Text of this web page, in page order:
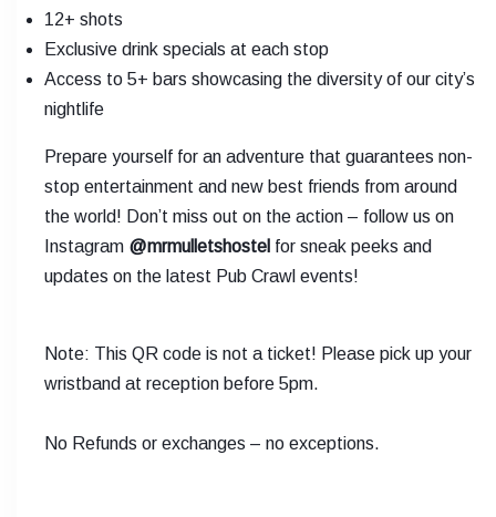
12+ shots
Exclusive drink specials at each stop
Access to 5+ bars showcasing the diversity of our city’s
nightlife
Prepare yourself for an adventure that guarantees non-
stop entertainment and new best friends from around
the world! Don’t miss out on the action – follow us on
Instagram @mrmulletshostel for sneak peeks and
updates on the latest Pub Crawl events!
Note: This QR code is not a ticket! Please pick up your
wristband at reception before 5pm.
No Refunds or exchanges – no exceptions.